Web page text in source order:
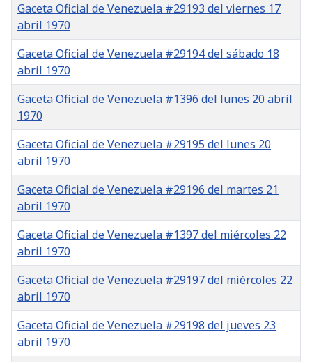
Gaceta Oficial de Venezuela #29193 del viernes 17
abril 1970
Gaceta Oficial de Venezuela #29194 del sábado 18
abril 1970
Gaceta Oficial de Venezuela #1396 del lunes 20 abril
1970
Gaceta Oficial de Venezuela #29195 del lunes 20
abril 1970
Gaceta Oficial de Venezuela #29196 del martes 21
abril 1970
Gaceta Oficial de Venezuela #1397 del miércoles 22
abril 1970
Gaceta Oficial de Venezuela #29197 del miércoles 22
abril 1970
Gaceta Oficial de Venezuela #29198 del jueves 23
abril 1970